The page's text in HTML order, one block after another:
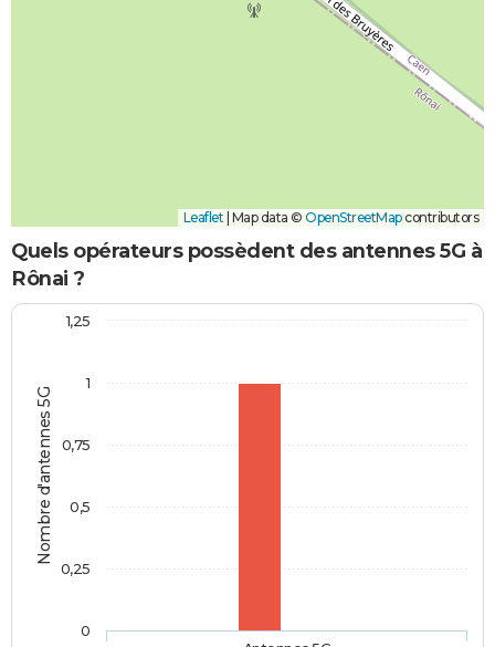
Leaflet Map data © OpenStreetMapcontributors
Quels opérateurs possèdent des antennes 5G à
Rônai ?
Nombre d'antennes 5G
0
0,25
0,5
0,75
1
1,25